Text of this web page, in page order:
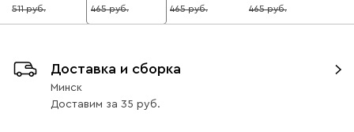
15
511 15
465 15
465 15
465
Доставка и сборка
Минск
Доставим за 35